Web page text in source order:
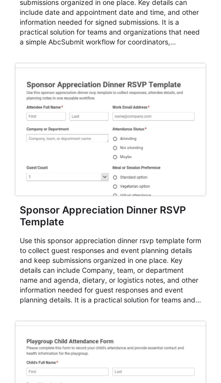
submissions organized in one place. Key details can
include date and appointment date and time, and other
information needed for signed submissions. It is a
practical solution for teams and organizations that need
a simple AbcSubmit workflow for coordinators,
Sponsor Appreciation Dinner RSVP
Template
Use this sponsor appreciation dinner rsvp template form
to collect guest responses and event planning details
and keep submissions organized in one place. Key
details can include Company, team, or department
name and agenda, dietary, or logistics notes, and other
information needed for guest responses and event
planning details. It is a practical solution for teams and
for teams and organizations.